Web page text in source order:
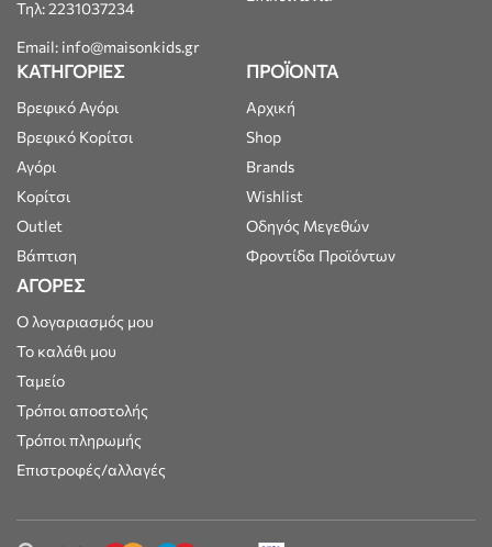
Τηλ: 2231037234
Email: info@maisonkids.gr
ΚΑΤΗΓΟΡΙΕΣ
Βρεφικό Αγόρι
Βρεφικό Κορίτσι
Αγόρι
Κορίτσι
Outlet
Βάπτιση
ΠΡΟΪΟΝΤΑ
Αρχική
Shop
Brands
Wishlist
Οδηγός Μεγεθών
Φροντίδα Προϊόντων
ΑΓΟΡΕΣ
Ο λογαριασμός μου
Το καλάθι μου
Ταμείο
Τρόποι αποστολής
Τρόποι πληρωμής
Επιστροφές/αλλαγές